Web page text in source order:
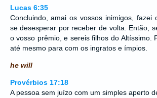
Lucas 6:35
Concluindo, amai os vossos inimigos, fazei
se desesperar por receber de volta. Então,
o vosso prêmio, e sereis filhos do Altíssimo.
até mesmo para com os ingratos e ímpios.
he will
Provérbios 17:18
A pessoa sem juízo com um simples aperto